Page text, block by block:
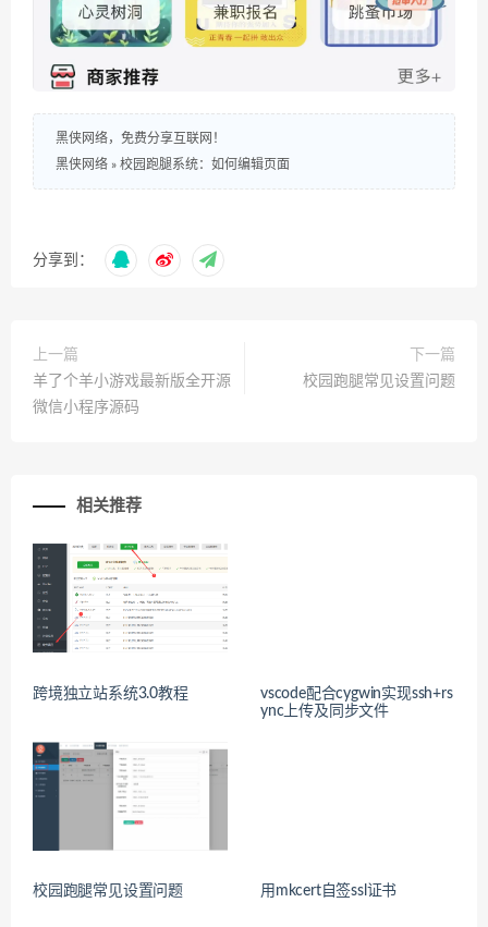
黑侠网络，免费分享互联网！
黑侠网络 » 校园跑腿系统：如何编辑页面
分享到：
上一篇
羊了个羊小游戏最新版全开源
微信小程序源码
下一篇
校园跑腿常见设置问题
相关推荐
跨境独立站系统3.0教程
vscode配合cygwin实现ssh+rs
ync上传及同步文件
校园跑腿常见设置问题 用mkcert自签ssl证书